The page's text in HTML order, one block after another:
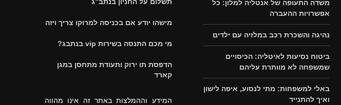
משדה התעופה של אנטליה למלון: כל
אפשרויות ההעברה
נהיגה והשכרת רכב במלזיה עם ילדים
ביטוח נסיעות לאיטליה: הכיסויים
שמשפחה לא מוותרת עליהם
באלי למשפחות: מתי לנסוע, איפה לישון
ואיך להתנייד
מישהו יודע אם בכניסה למרוקו צריך ויזה
מי מכם התנסה בשירות vip בנתבג?
הדפסת תו ירוק ותעודת מתחסן במגן
קארד
המידע וההמלצות באתר זה אינו מהווה